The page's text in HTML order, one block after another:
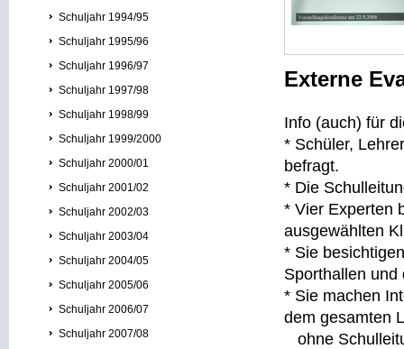
Schuljahr 1994/95
Schuljahr 1995/96
Schuljahr 1996/97
Schuljahr 1997/98
Schuljahr 1998/99
Schuljahr 1999/2000
Schuljahr 2000/01
Schuljahr 2001/02
Schuljahr 2002/03
Schuljahr 2003/04
Schuljahr 2004/05
Schuljahr 2005/06
Schuljahr 2006/07
Schuljahr 2007/08
Externe
Info (auch) für
* Schüler,
befragt.
* Die
* Vier Experten
ausgewählten
* Sie
Sporthallen
* Sie machen
dem gesamten
ohne